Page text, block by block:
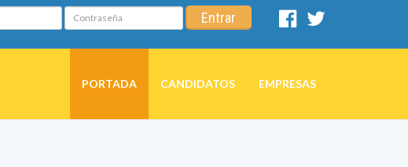
Contraseña Entrar
Facebook
PORTADA CANDIDATOS EMPRESAS